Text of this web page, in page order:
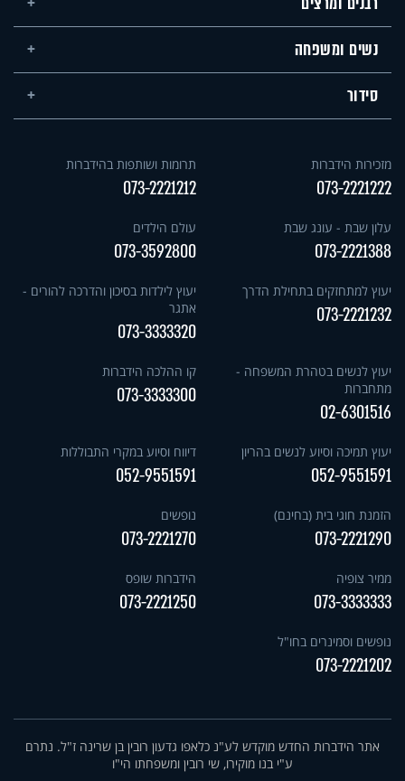
נשים ומשפחה
סידור
מזכירות הידברות
073-2221222
תרומות ושותפות בהידברות
073-2221212
עלון שבת - עונג שבת
073-2221388
עולם הילדים
073-3592800
יעוץ למתחזקים בתחילת הדרך
073-2221232
יעוץ לילדות בסיכון והדרכה להורים -
אתגר
073-3333320
יעוץ לנשים בטהרת המשפחה -
מתחברות
02-6301516
קו ההלכה הידברות
073-3333300
יעוץ תמיכה וסיוע לנשים בהריון
052-9551591
דיווח וסיוע במקרי התבוללות
052-9551591
הזמנת חוגי בית (בחינם)
073-2221290
נופשים
073-2221270
ממיר צופיה
073-3333333
הידברות שופס
073-2221250
נופשים וסמינרים בחו"ל
073-2221202
אתר הידברות החדש מוקדש לע"נ כלאפו גדעון רובין בן שרינה ז"ל. נתרם
ע"י בנו מוקירו, שי רובין ומשפחתו הי"ו